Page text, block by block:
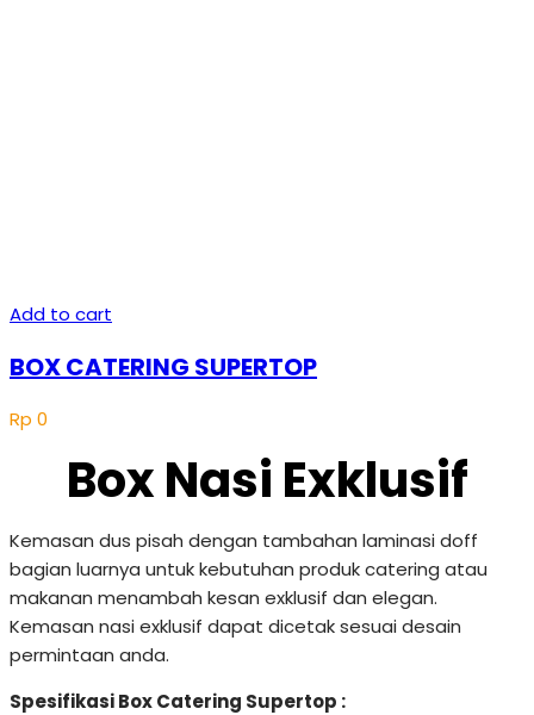
Add to cart
BOX CATERING SUPERTOP
Rp 0
Box Nasi Exklusif
Kemasan dus pisah dengan tambahan laminasi doff
bagian luarnya untuk kebutuhan produk catering atau
makanan menambah kesan exklusif dan elegan.
Kemasan nasi exklusif dapat dicetak sesuai desain
permintaan anda.
Spesifikasi Box Catering Supertop :